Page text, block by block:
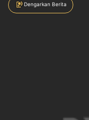
Dengarkan Berita